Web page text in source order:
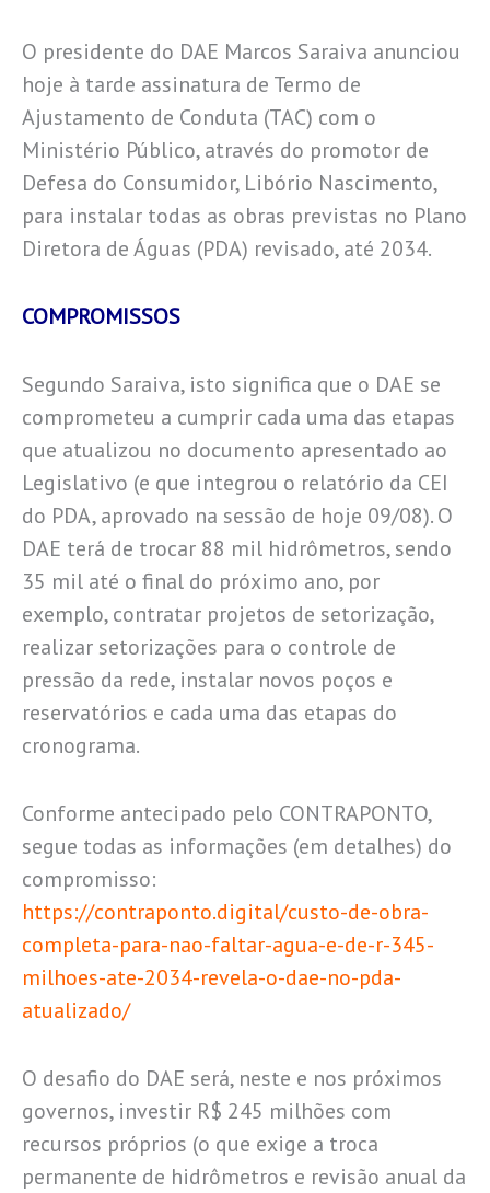
O presidente do DAE Marcos Saraiva anunciou
hoje à tarde assinatura de Termo de
Ajustamento de Conduta (TAC) com o
Ministério Público, através do promotor de
Defesa do Consumidor, Libório Nascimento,
para instalar todas as obras previstas no Plano
Diretora de Águas (PDA) revisado, até 2034.
COMPROMISSOS
Segundo Saraiva, isto significa que o DAE se
comprometeu a cumprir cada uma das etapas
que atualizou no documento apresentado ao
Legislativo (e que integrou o relatório da CEI
do PDA, aprovado na sessão de hoje 09/08). O
DAE terá de trocar 88 mil hidrômetros, sendo
35 mil até o final do próximo ano, por
exemplo, contratar projetos de setorização,
realizar setorizações para o controle de
pressão da rede, instalar novos poços e
reservatórios e cada uma das etapas do
cronograma.
Conforme antecipado pelo CONTRAPONTO,
segue todas as informações (em detalhes) do
compromisso:
https://contraponto.digital/custo-de-obra-
completa-para-nao-faltar-agua-e-de-r-345-
milhoes-ate-2034-revela-o-dae-no-pda-
atualizado/
O desafio do DAE será, neste e nos próximos
governos, investir R$ 245 milhões com
recursos próprios (o que exige a troca
permanente de hidrômetros e revisão anual da